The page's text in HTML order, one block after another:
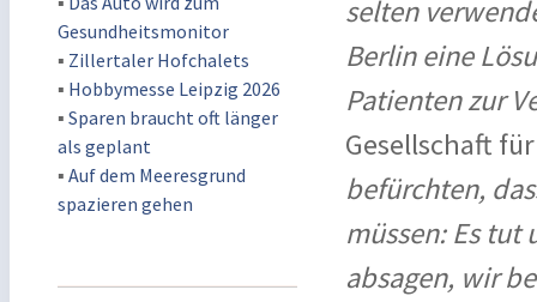
Gesundheitsmonitor
▪ Zillertaler Hofchalets
▪ Hobbymesse Leipzig 2026
▪ Sparen braucht oft länger
als geplant
▪ Auf dem Meeresgrund
spazieren gehen
selten
Berlin eine
Patienten zur
Gesellschaft
befürchten,
müssen: Es tut
absagen, wir